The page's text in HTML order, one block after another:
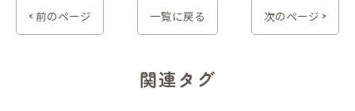
< 前のページ 一覧に戻る 次のページ >
関連タグ